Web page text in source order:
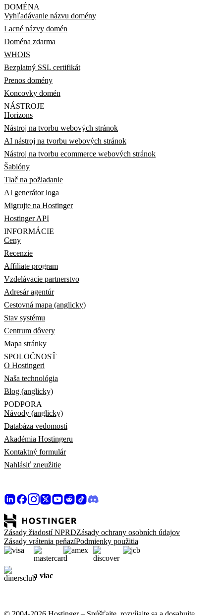
DOMÉNA
Vyhľadávanie názvu domény
Lacné názvy domén
Doména zdarma
WHOIS
Bezplatný SSL certifikát
Prenos domény
Koncovky domén
NÁSTROJE
Horizons
Nástroj na tvorbu webových stránok
AI nástroj na tvorbu webových stránok
Nástroj na tvorbu ecommerce webových stránok
Šablóny
Tlač na požiadanie
AI generátor loga
Migrujte na Hostinger
Hostinger API
INFORMÁCIE
Ceny
Recenzie
Affiliate program
Vzdelávacie partnerstvo
Adresár agentúr
Cestovná mapa (anglicky)
Stav systému
Centrum dôvery
Mapa stránky
SPOLOČNOSŤ
O Hostingeri
Naša technológia
Blog (anglicky)
PODPORA
Návody (anglicky)
Databáza vedomostí
Akadémia Hostingeru
Kontaktný formulár
Nahlásiť zneužitie
Zásady žiadostí NPRDZásady ochrany osobních údajov
Zásady vrátenia peňazíPodmienky použitia
a viac